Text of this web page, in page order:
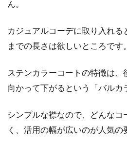
い？お洒落
ションアイテム
ん。
カジュアルコーデに取り入れる
までの長さは欲しいところです。
ステンカラーコートの特徴は、
向かって下がるという「バルカ
シンプルな襟なので、どんなコ
く、活用の幅が広いのが人気の